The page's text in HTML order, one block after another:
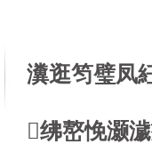
瀵逛笉璧凤
绋嶅悗灏